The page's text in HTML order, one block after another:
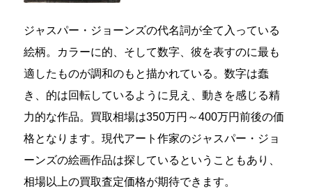
ジャスパー・ジョーンズの代名詞が全て入っている
絵柄。カラーに的、そして数字、彼を表すのに最も
適したものが調和のもと描かれている。数字は蠢
き、的は回転しているように見え、動きを感じる精
力的な作品。買取相場は350万円～400万円前後の価
格となります。現代アート作家のジャスパー・ジョ
ーンズの絵画作品は探しているということもあり、
相場以上の買取査定価格が期待できます。